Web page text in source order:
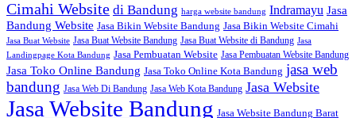
Cimahi Website di Bandung harga website bandung Indramayu Jasa
Bandung Website Jasa Bikin Website Bandung Jasa Bikin Website Cimahi
Jasa Buat Website Jasa Buat Website Bandung Jasa Buat Website di Bandung Jasa
Landingpage Kota Bandung Jasa Pembuatan Website Jasa Pembuatan Website Bandung
Jasa Toko Online Bandung Jasa Toko Online Kota Bandung jasa web
bandung Jasa Web Di Bandung Jasa Web Kota Bandung Jasa Website
Jasa Website Bandung Jasa Website Bandung Barat